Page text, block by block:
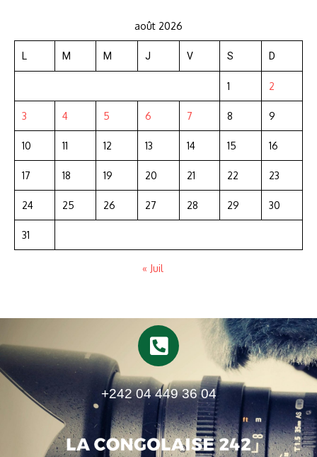
août 2026
L M M J V S D
1 2
3 4 5 6 7 8 9
10 11 12 13 14 15 16
17 18 19 20 21 22 23
24 25 26 27 28 29 30
31
« Juil
+242 04 449 36 04